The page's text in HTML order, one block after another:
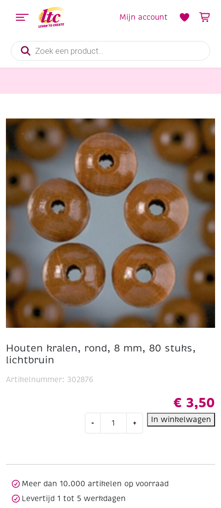
Producten
zoeken
Mijn account
Houten kralen, rond, 8 mm, 80 stuks,
lichtbruin
€ 3,50
-
stuks,
+ In winkelwagen
Artikelnummer: 302876
Meer dan 10.000 artikelen op voorraad
Levertijd 1 tot 5 werkdagen